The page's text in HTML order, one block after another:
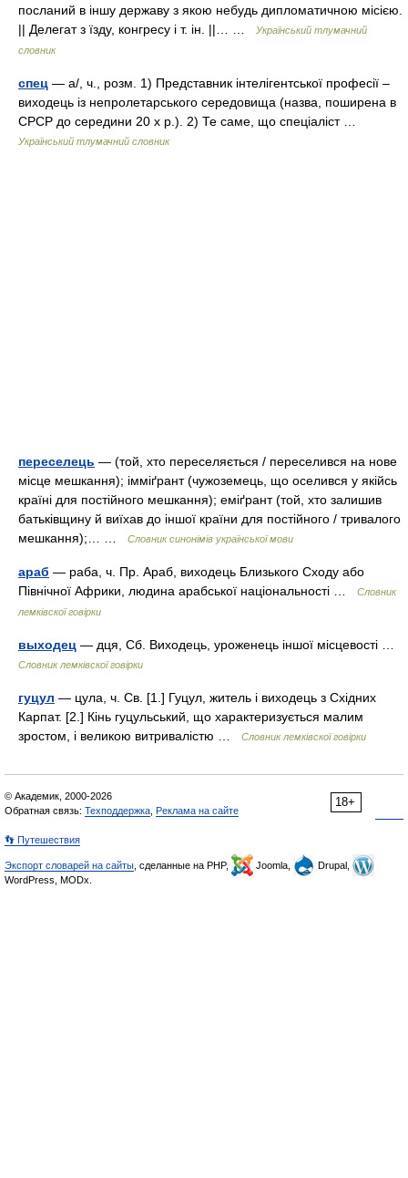
посланий в іншу державу з якою небудь дипломатичною місією.
|| Делегат з їзду, конгресу і т. ін. ||… …
Український тлумачний
словник
спец — а/, ч., розм. 1) Представник інтелігентської професії –
виходець із непролетарського середовища (назва, поширена в
СРСР до середини 20 х р.). 2) Те саме, що спеціаліст …
Український тлумачний словник
переселець — (той, хто переселяється / переселився на нове
місце мешкання); імміґрант (чужоземець, що оселився у якійсь
країні для постійного мешкання); еміґрант (той, хто залишив
батьківщину й виїхав до іншої країни для постійного / тривалого
мешкання);… …
Словник синонімів української мови
араб — раба, ч. Пр. Араб, виходець Близького Сходу або
Північної Африки, людина арабської національності …
Словник
лемківскої говірки
выходец — дця, Сб. Виходець, уроженець іншої місцевості …
Словник лемківскої говірки
гуцул — цула, ч. Св. [1.] Гуцул, житель і виходець з Східних
Карпат. [2.] Кінь гуцульський, що характеризується малим
зростом, і великою витривалістю …
Словник лемківскої говірки
18+
© Академик, 2000-2026
Обратная связь: Техподдержка Реклама на сайте
👣 Путешествия
Экспорт словарей на сайты , сделанные на PHP, Joomla,
Drupal,
WordPress, MODx.